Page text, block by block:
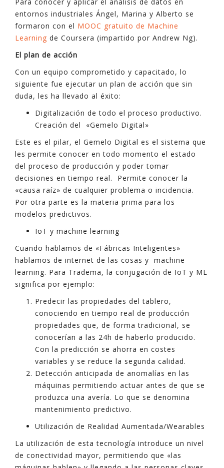
entornos industriales Ángel, Marina y Alberto se
formaron con el MOOC gratuito de Machine
Learning de Coursera (impartido por Andrew Ng).
El plan de acción
Con un equipo comprometido y capacitado, lo
siguiente fue ejecutar un plan de acción que sin
duda, les ha llevado al éxito:
Digitalización de todo el proceso productivo.
Creación del «Gemelo Digital»
Este es el pilar, el Gemelo Digital es el sistema que
les permite conocer en todo momento el estado
del proceso de producción y poder tomar
decisiones en tiempo real. Permite conocer la
«causa raíz» de cualquier problema o incidencia.
Por otra parte es la materia prima para los
modelos predictivos.
IoT y machine learning
Cuando hablamos de «Fábricas Inteligentes»
hablamos de internet de las cosas y machine
learning. Para Tradema, la conjugación de IoT y ML
significa por ejemplo:
Predecir las propiedades del tablero,
conociendo en tiempo real de producción
propiedades que, de forma tradicional, se
conocerían a las 24h de haberlo producido.
Con la predicción se ahorra en costes
variables y se reduce la segunda calidad.
Detección anticipada de anomalías en las
máquinas permitiendo actuar antes de que se
produzca una avería. Lo que se denomina
mantenimiento predictivo.
Utilización de Realidad Aumentada/Wearables
La utilización de esta tecnología introduce un nivel
de conectividad mayor, permitiendo que «las